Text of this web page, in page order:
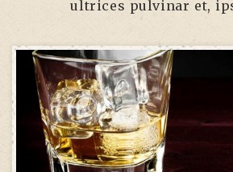
ultrices pulvinar et,